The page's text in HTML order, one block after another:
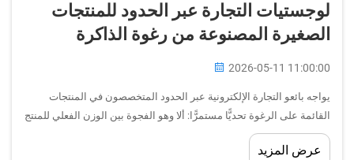
لوجستيات التجارة عبر الحدود للمنتجات
الصغيرة المصنوعة من رغوة الذاكرة
2026-05-11 11:00:00
يواجه بائعو التجارة الإلكترونية عبر الحدود المتخصصون في المنتجات
القائمة على الرغوة تحديًّا مستمرًّا: ألا وهو الفجوة بين الوزن الفعلي للمنتج
والوزن الشحني الحجمي له. فوسادة رغوة الذاكرة مثالٌ كلاسيكيٌّ على
هذه المعضلة. فهي خفيفة الوزن بطبيعتها...
عرض المزيد